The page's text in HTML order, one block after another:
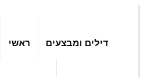
ראשי דילים ומבצעים